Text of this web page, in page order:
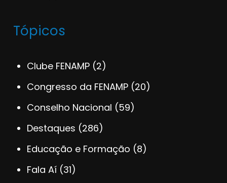
Tópicos
Clube FENAMP (2)
Congresso da FENAMP (20)
Conselho Nacional (59)
Destaques (286)
Educação e Formação (8)
Fala Aí (31)